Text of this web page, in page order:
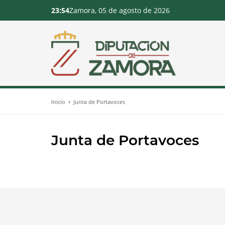
23:54Zamora, 05 de agosto de 2026
Inicio Junta de Portavoces
Junta de Portavoces